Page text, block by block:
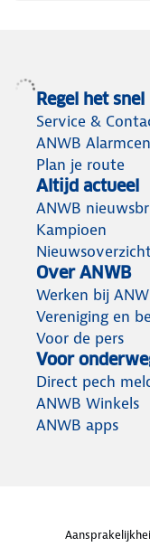
Regel het snel
Service &
ANWB
Plan je route
Altijd actueel
ANWB
Kampioen
Over ANWB
Werken bij
Vereniging en
Voor de pers
Voor
Direct pech
ANWB Winkels
ANWB apps